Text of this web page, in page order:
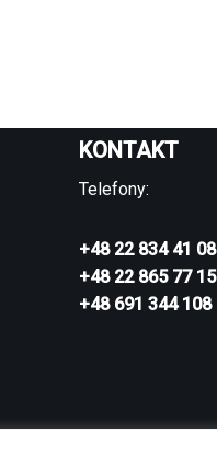
KONTAKT
Telefony:
+48 22 834 41 08
+48 22 865 77 15
+48 691 344 108